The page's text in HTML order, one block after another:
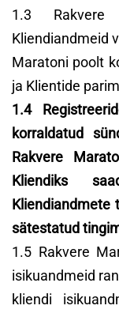
1.3
Kliendiandmeid
Maratoni poolt
ja Klientide
1.4
korraldatud
Rakvere
Kliendiks
Kliendiandmete
sätestatud
1.5 Rakvere
isikuandmeid
kliendi